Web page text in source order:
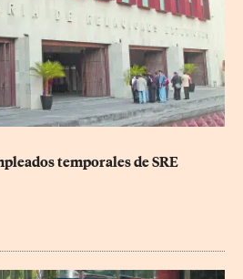
temporales de SRE